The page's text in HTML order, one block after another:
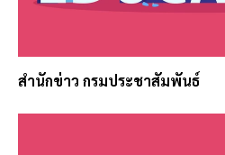
สำนักข่าว กรมประชาสัมพันธ์